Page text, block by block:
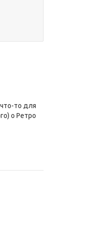
то для
о Ретро